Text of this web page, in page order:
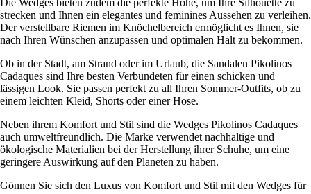
Die Wedges bieten zudem die perfekte Höhe, um Ihre Silhouette zu
strecken und Ihnen ein elegantes und feminines Aussehen zu verleihen.
Der verstellbare Riemen im Knöchelbereich ermöglicht es Ihnen, sie
nach Ihren Wünschen anzupassen und optimalen Halt zu bekommen.
Ob in der Stadt, am Strand oder im Urlaub, die Sandalen Pikolinos
Cadaques sind Ihre besten Verbündeten für einen schicken und
lässigen Look. Sie passen perfekt zu all Ihren Sommer-Outfits, ob zu
einem leichten Kleid, Shorts oder einer Hose.
Neben ihrem Komfort und Stil sind die Wedges Pikolinos Cadaques
auch umweltfreundlich. Die Marke verwendet nachhaltige und
ökologische Materialien bei der Herstellung ihrer Schuhe, um eine
geringere Auswirkung auf den Planeten zu haben.
Gönnen Sie sich den Luxus von Komfort und Stil mit den Wedges für